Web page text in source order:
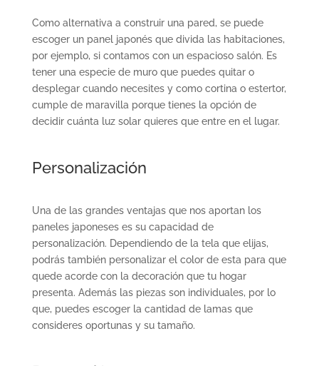
Como alternativa a construir una pared, se puede
escoger un panel japonés que divida las habitaciones,
por ejemplo, si contamos con un espacioso salón. Es
tener una especie de muro que puedes quitar o
desplegar cuando necesites y como cortina o estertor,
cumple de maravilla porque tienes la opción de
decidir cuánta luz solar quieres que entre en el lugar.
Personalización
Una de las grandes ventajas que nos aportan los
paneles japoneses es su capacidad de
personalización. Dependiendo de la tela que elijas,
podrás también personalizar el color de esta para que
quede acorde con la decoración que tu hogar
presenta. Además las piezas son individuales, por lo
que, puedes escoger la cantidad de lamas que
consideres oportunas y su tamaño.